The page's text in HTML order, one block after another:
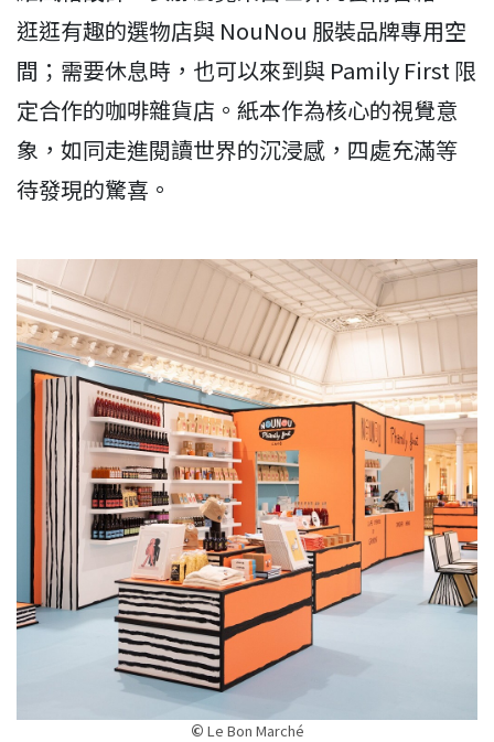
逛逛有趣的選物店與 NouNou 服裝品牌專用空
間；需要休息時，也可以來到與 Pamily First 限
定合作的咖啡雜貨店。紙本作為核心的視覺意
象，如同走進閱讀世界的沉浸感，四處充滿等
待發現的驚喜。
© Le Bon Marché